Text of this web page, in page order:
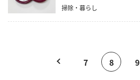
掃除・暮らし
7 8 9